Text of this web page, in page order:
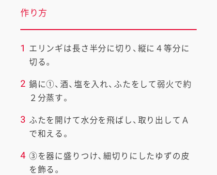
作り方
1 エリンギは長さ半分に切り、縦に４等分に
切る。
2 鍋に①、酒、塩を入れ、ふたをして弱火で約
２分蒸す。
3 ふたを開けて水分を飛ばし、取り出してＡ
で和える。
4 ③を器に盛りつけ、細切りにしたゆずの皮
を飾る。